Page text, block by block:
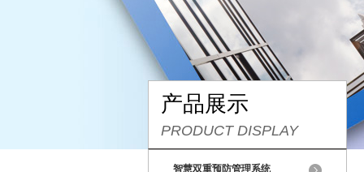
产品展示
PRODUCT DISPLAY
智慧双重预防管理系统